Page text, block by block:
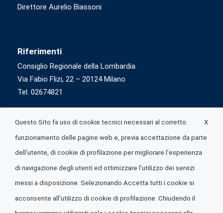
Direttore Aurelio Biassoni
Riferimenti
Consiglio Regionale della Lombardia
Via Fabio Flizi, 22 – 20124 Milano
Tel. 02674821
X
Questo Sito fa uso di cookie tecnici necessari al corretto
funzionamento delle pagine web e, previa accettazione da parte
dell’utente, di cookie di profilazione per migliorare l’esperienza
di navigazione degli utenti ed ottimizzare l’utilizzo dei servizi
messi a disposizione. Selezionando Accetta tutti i cookie si
acconsente all’utilizzo di cookie di profilazione. Chiudendo il